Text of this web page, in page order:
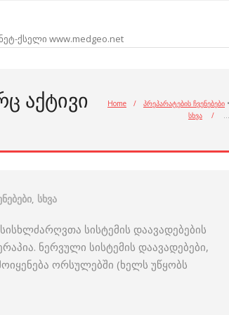
ქსელი www.medgeo.net
ᲐᲥᲢᲘᲕᲘ Home / პრეპარატების ჩვენებები •
სხვა
/ …
, სხვა
სისტემის დაავადებების
ნერვული სისტემის დაავადებები,
ორსულებში (ხელს უწყობს